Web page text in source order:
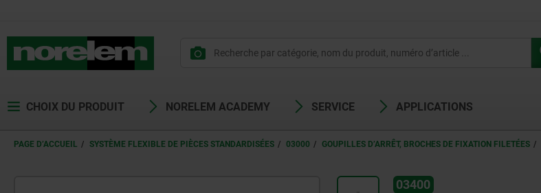
CHOIX DU PRODUIT NORELEM ACADEMY SERVICE APPLICATIONS
PAGE D’ACCUEIL SYSTÈME FLEXIBLE DE PIÈCES STANDARDISÉES 03000 GOUPILLES D’ARRÊT, BROCHES DE FIXATION FILETÉES
03400